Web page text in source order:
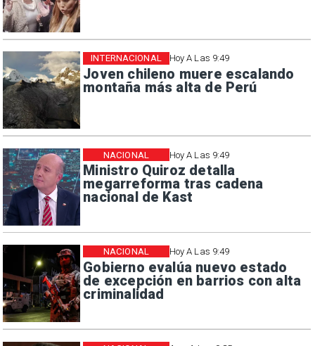
Hoy A Las 9:49
Joven chileno muere escalando
montaña más alta de Perú
INTERNACIONAL
Hoy A Las 9:49
Ministro Quiroz detalla
megarreforma tras cadena
nacional de Kast
NACIONAL
Hoy A Las 9:49
Gobierno evalúa nuevo estado
de excepción en barrios con alta
criminalidad
NACIONAL